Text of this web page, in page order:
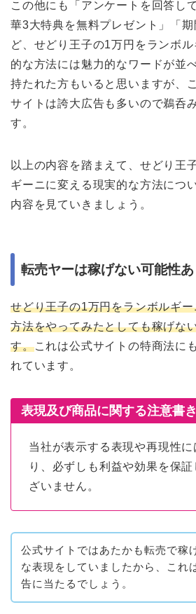
この他にも「アンケートを回答し
華3大特典を無料プレゼント」「
ど、せどり王子の1万円をランボ
的な方法には魅力的なワードが並
持たれた方もいると思いますが、
サイトは誇大広告も多いので鵜呑
す。
以上の内容を踏まえて、せどり王
ギーニに変える現実的な方法につ
内容を見ていきましょう。
転売ヤーは稼げない可能性あ
せどり王子の1万円をランボルギ
方法をやってみたとしても稼げな
す。これは公式サイトの特商法に
れています。
表現及び商品に関する注意書き
当社が表示する表現や再現性に
り、必ずしも利益や効果を保
ざいません。
公式サイトではあたかも転売で稼
な表現をしていましたから、これ
告に当たるでしょう。